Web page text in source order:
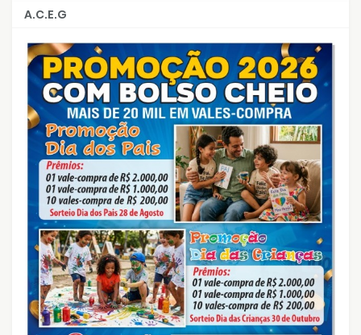
A.C.E.G